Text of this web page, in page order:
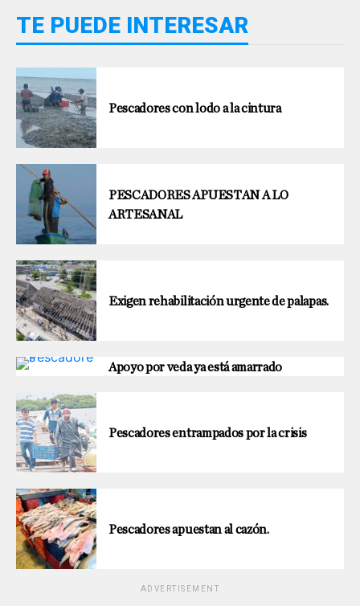
TE PUEDE INTERESAR
Pescadores con lodo a la cintura
PESCADORES APUESTAN A LO
ARTESANAL
Exigen rehabilitación urgente de palapas.
Apoyo por veda ya está amarrado
Pescadores entrampados por la crisis
Pescadores apuestan al cazón.
ADVERTISEMENT